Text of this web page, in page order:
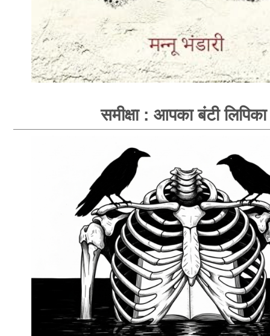
समीक्षा : आपका बंटी लिपिका